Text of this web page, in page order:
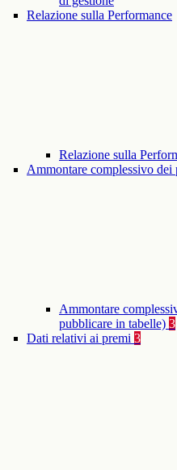
Relazione sulla Performance
Relazione sulla
Ammontare complessivo dei
Ammontare
pubblicare in tabelle) 3
Dati relativi ai premi 3